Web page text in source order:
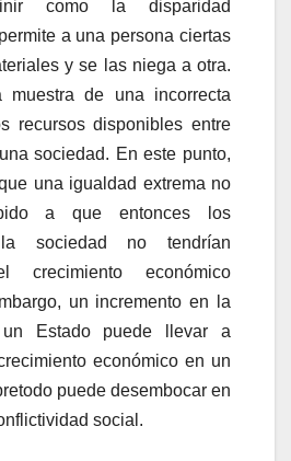
como la disparidad
a una persona ciertas
y se las niega a otra.
muestra de una incorrecta
recursos disponibles entre
sociedad. En este punto,
una igualdad extrema no
a que entonces los
sociedad no tendrían
económico
un incremento en la
Estado puede llevar a
económico en un
puede desembocar en
social.